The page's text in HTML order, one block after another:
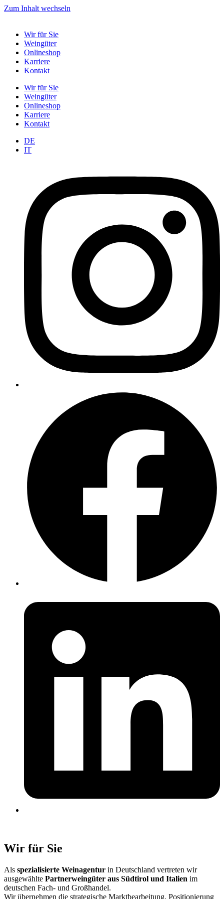
Zum Inhalt wechseln
Wir für Sie
Weingüter
Onlineshop
Karriere
Kontakt
Wir für Sie
Weingüter
Onlineshop
Karriere
Kontakt
DE
IT
Wir für Sie
Als spezialisierte Weinagentur in Deutschland vertreten wir
ausgewählte Partnerweingüter aus Südtirol und Italien im
deutschen Fach- und Großhandel.
Wir übernehmen die strategische Marktbearbeitung, Positionierung